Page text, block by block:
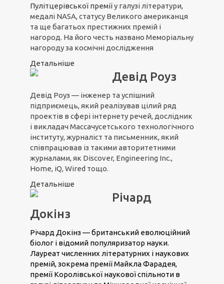
Пулітцерівської преміїу галузі літератури,
медалі NASA, статусу Великого американця
та ще багатьох престижних премій і
нагород. На його честь названо Меморіальну
нагороду за космічні дослідження
Детальніше
Девід Роуз
Девід Роуз — інженер та успішний
підприємець, який реалізував цілий ряд
проектів в сфері інтернету речей, дослідник
і викладач Массачусетського технологічного
інституту, журналіст та письменник, який
співпрацював із такими авторитетними
журналами, як Discover, Engineering Inc.,
Home, iQ, Wired тощо.
Детальніше
Річард
Докінз
Річард Докінз — британський еволюційний
біолог і відомий популяризатор науки.
Лауреат численних літературних і наукових
премій, зокрема премії Майкла Фарадея,
премії Королівської наукової спільноти в